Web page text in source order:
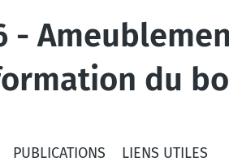
-
du
PUBLICATIONS LIENS UTILES